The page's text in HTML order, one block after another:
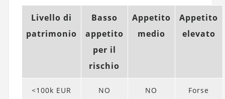
Livello di
patrimonio
Basso
appetito
per il
rischio
Appetito
medio
Appetito
elevato
<100k EUR NO NO
Forse